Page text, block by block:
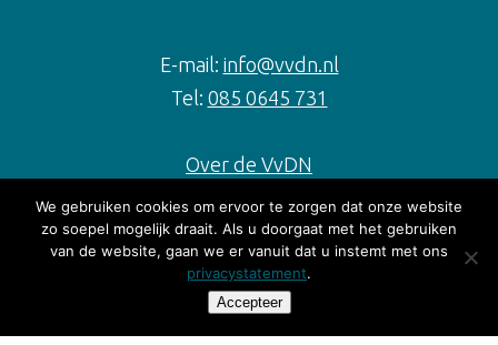
E-mail: info@vvdn.nl
Tel: 085 0645 731
Over de VvDN
Contact
Lid worden
Social media
We gebruiken cookies om ervoor te zorgen dat onze website
zo soepel mogelijk draait. Als u doorgaat met het gebruiken
van de website, gaan we er vanuit dat u instemt met ons
privacystatement.
Accepteer